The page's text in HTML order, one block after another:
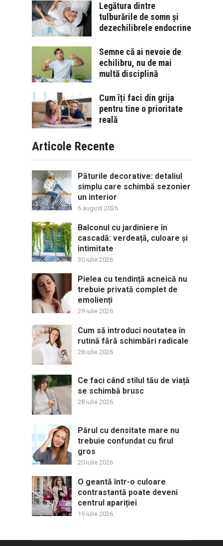
Legătura dintre
tulburările de somn și
dezechilibrele endocrine
Semne că ai nevoie de
echilibru, nu de mai
multă disciplină
Cum îți faci din grija
pentru tine o prioritate
reală
Articole Recente
Păturile decorative: detaliul
simplu care schimbă sezonier
un interior
6 august 2026
Balconul cu jardiniere în
cascadă: verdeață, culoare și
intimitate
30 iulie 2026
Pielea cu tendință acneică nu
trebuie privată complet de
emolienți
29 iulie 2026
Cum să introduci noutatea în
rutină fără schimbări radicale
28 iulie 2026
Ce faci când stilul tău de viață
se schimbă brusc
28 iulie 2026
Părul cu densitate mare nu
trebuie confundat cu firul
gros
20 iulie 2026
O geantă într-o culoare
contrastantă poate deveni
centrul apariției
19 iulie 2026